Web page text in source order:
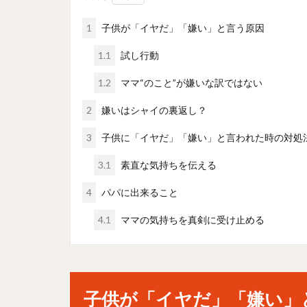
1 子供が「イヤだ」「嫌い」と言う原因
1.1 試し行動
1.2 ママ“のこと”が嫌いな訳ではない
2 嫌いはシャイの裏返し？
3 子供に「イヤだ」「嫌い」と言われた時の対処
3.1 素直な気持ちを伝える
4 パパに出来ること
4.1 ママの気持ちを真剣に受け止める
子供が「イヤだ」「嫌い」